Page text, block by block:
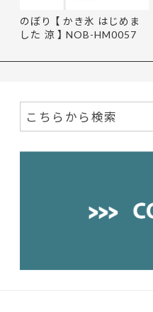
のぼり 【 かき氷 はじめま
した 涼 】 NOB-HM0057